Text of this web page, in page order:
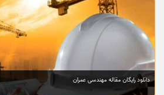
دانلود رایگان مقاله مهندسی عمران